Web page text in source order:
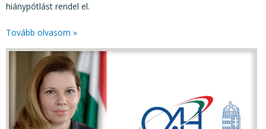
hiánypótlást rendel el.
Tovább olvasom »